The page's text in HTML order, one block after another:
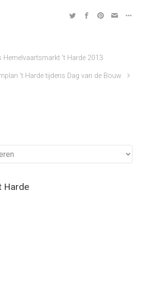
Hemelvaartsmarkt ’t Harde 2013
’t Harde tijdens Dag van de Bouw
Harde